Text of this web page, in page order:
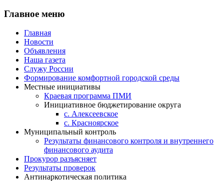
Главное меню
Главная
Новости
Объявления
Наша газета
Служу России
Формирование комфортной городской среды
Местные инициативы
Краевая программа ПМИ
Инициативное бюджетирование округа
с. Алексеевское
с. Красноярское
Муниципальный контроль
Результаты финансового контроля и внутреннего
финансового аудита
Прокурор разъясняет
Результаты проверок
Антинаркотическая политика